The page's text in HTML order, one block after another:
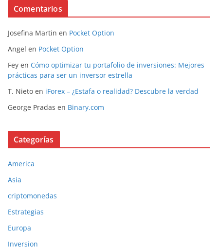
Comentarios
Josefina Martin en Pocket Option
Angel en Pocket Option
Fey en Cómo optimizar tu portafolio de inversiones: Mejores
prácticas para ser un inversor estrella
T. Nieto en iForex – ¿Estafa o realidad? Descubre la verdad
George Pradas en Binary.com
Categorías
America
Asia
criptomonedas
Estrategias
Europa
Inversion